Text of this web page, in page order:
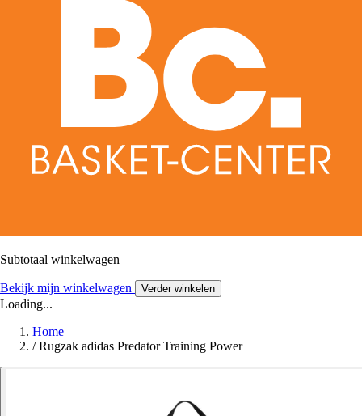
Subtotaal winkelwagen
Bekijk mijn winkelwagen Verder winkelen
Loading...
Home
/ Rugzak adidas Predator Training Power